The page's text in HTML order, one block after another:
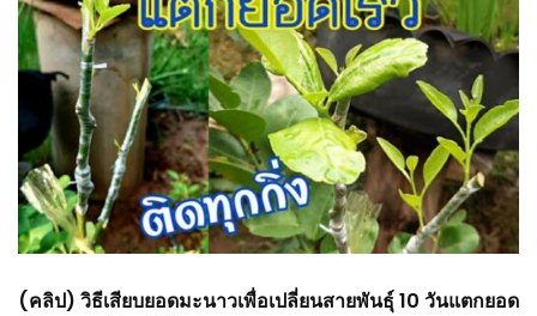
(คลิป) วิธีเสียบยอดมะนาวเพื่อเปลี่ยนสายพันธุ์ 10 วันแตกยอด